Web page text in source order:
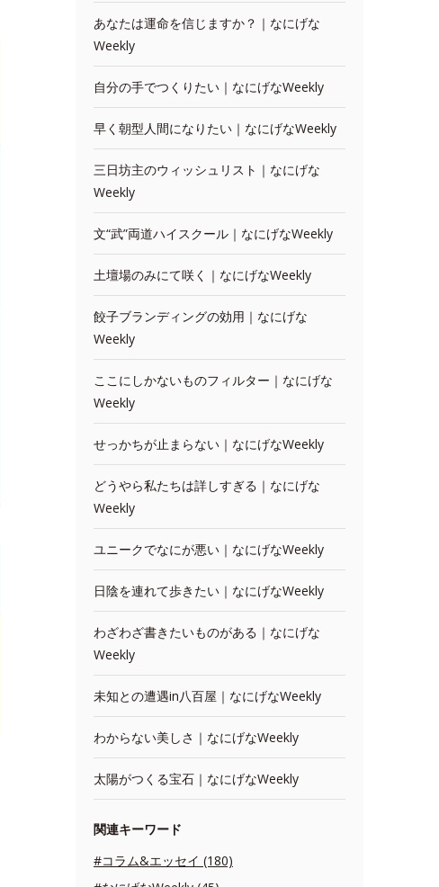
あなたは運命を信じますか？｜なにげな
Weekly
自分の手でつくりたい｜なにげなWeekly
早く朝型人間になりたい｜なにげなWeekly
三日坊主のウィッシュリスト｜なにげな
Weekly
文“武”両道ハイスクール｜なにげなWeekly
土壇場のみにて咲く｜なにげなWeekly
餃子ブランディングの効用｜なにげな
Weekly
ここにしかないものフィルター｜なにげな
Weekly
せっかちが止まらない｜なにげなWeekly
どうやら私たちは詳しすぎる｜なにげな
Weekly
ユニークでなにが悪い｜なにげなWeekly
日陰を連れて歩きたい｜なにげなWeekly
わざわざ書きたいものがある｜なにげな
Weekly
未知との遭遇in八百屋｜なにげなWeekly
わからない美しさ｜なにげなWeekly
太陽がつくる宝石｜なにげなWeekly
関連キーワード
#コラム&エッセイ (180)